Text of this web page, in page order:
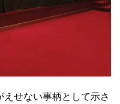
せない事柄として示さ